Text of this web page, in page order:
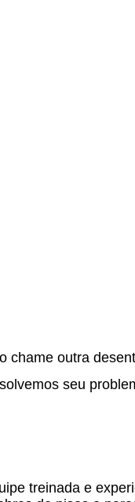
chame outra
seu
treinada e